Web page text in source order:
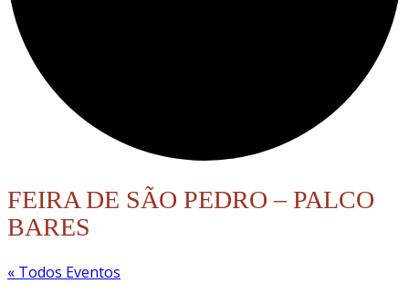
FEIRA DE SÃO PEDRO – PALCO
BARES
« Todos Eventos